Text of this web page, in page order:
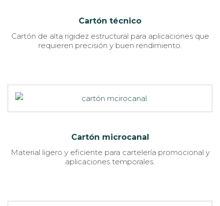
Cartón técnico
Cartón de alta rigidez estructural para aplicaciones que
requieren precisión y buen rendimiento.
Cartón microcanal
Material ligero y eficiente para cartelería promocional y
aplicaciones temporales.